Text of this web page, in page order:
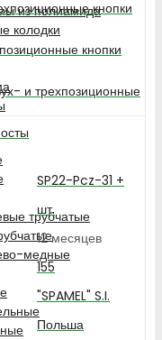
из полиамида
колодки
трубчатые
медные
кнопки
кнопки
и трехпозиционные
SP22-Pcz-31 +
шт.
12 месяцев
155
"SPAMEL" S.I.
Польша